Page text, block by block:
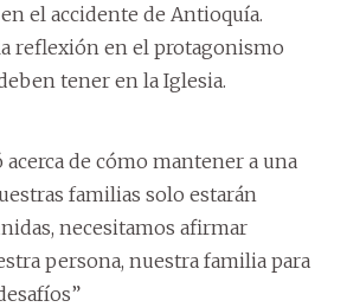
el accidente de Antioquía.
reflexión en el protagonismo
tener en la Iglesia.
de cómo mantener a una
familias solo estarán
necesitamos afirmar
persona, nuestra familia para